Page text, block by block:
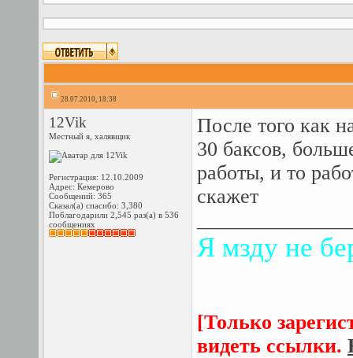
28.07.2010, 18:38
12Vik
Местный я, халявщик
Регистрация: 12.10.2009
Адрес: Кемерово
Сообщений: 365
Сказал(а) спасибо: 3,380
Поблагодарили 2,545 раз(а) в 536
сообщениях
После того как
30 баксов,
работы, и то
скажет
Я мзду не
[Только
видеть ссылки.